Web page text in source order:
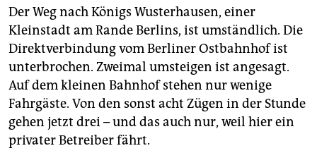
Der Weg nach Königs Wusterhausen, einer
Kleinstadt am Rande Berlins, ist umständlich. Die
Direktverbindung vom Berliner Ostbahnhof ist
unterbrochen. Zweimal umsteigen ist angesagt.
Auf dem kleinen Bahnhof stehen nur wenige
Fahrgäste. Von den sonst acht Zügen in der Stunde
gehen jetzt drei – und das auch nur, weil hier ein
privater Betreiber fährt.